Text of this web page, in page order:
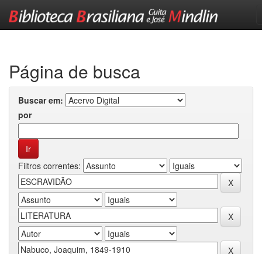
Página de busca
Buscar em:
por
Filtros correntes: